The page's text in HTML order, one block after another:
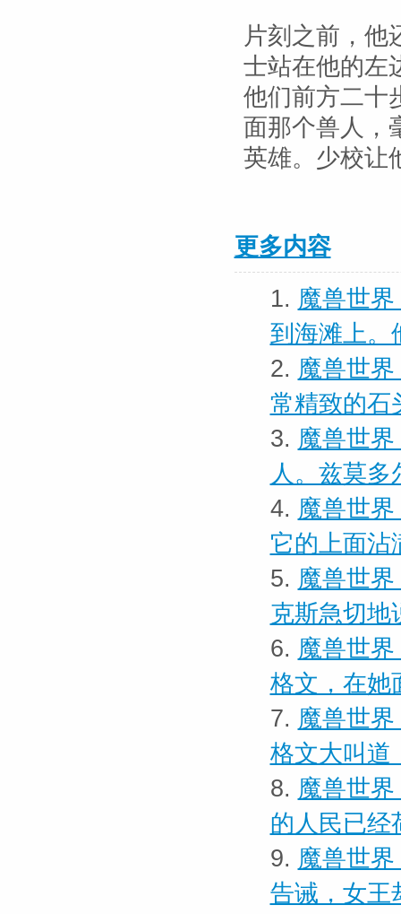
片刻之前，他
士站在他的左
他们前方二十
面那个兽人，
英雄。少校让
更多内容
1. 魔兽世
到海滩上。
2. 魔兽世
常精致的石
3. 魔兽世
人。兹莫多
4. 魔兽世
它的上面沾
5. 魔兽世
克斯急切地
6. 魔兽世
格文，在她
7. 魔兽世
格文大叫道
8. 魔兽世
的人民已经
9. 魔兽世
告诫，女王